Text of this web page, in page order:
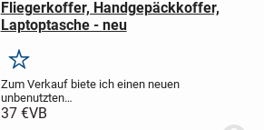
Fliegerkoffer, Handgepäckkoffer,
Laptoptasche - neu
Merken
Zum Verkauf biete ich einen neuen
unbenutzten
Fliegerkoffer/Handgepäckkoffer mit
37 €VB